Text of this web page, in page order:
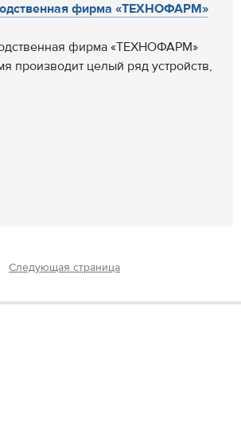
фирма «ТЕХНОФАРМ»
фирма «ТЕХНОФАРМ»
производит целый ряд устройств,
Следующая страница